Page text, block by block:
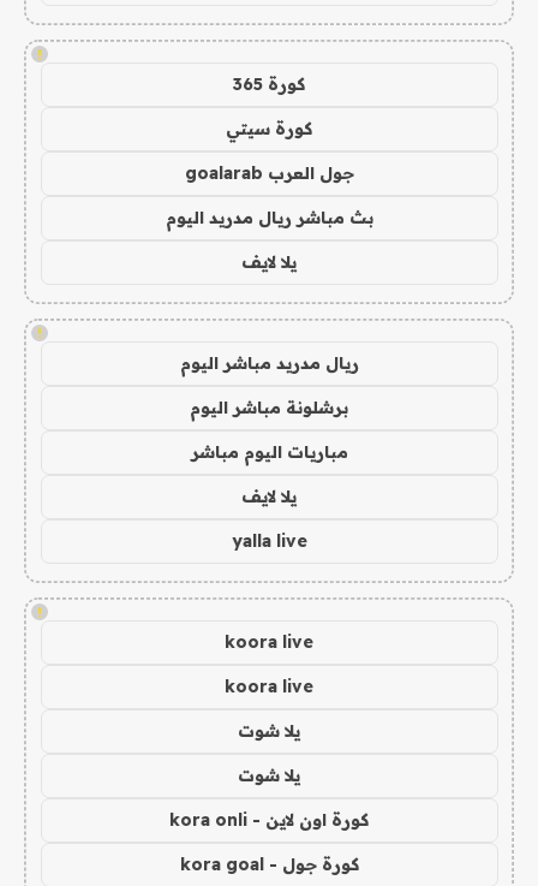
!
كورة 365
كورة سيتي
جول العرب goalarab
بث مباشر ريال مدريد اليوم
يلا لايف
!
ريال مدريد مباشر اليوم
برشلونة مباشر اليوم
مباريات اليوم مباشر
يلا لايف
yalla live
!
koora live
koora live
يلا شوت
يلا شوت
كورة اون لاين - kora onli
كورة جول - kora goal